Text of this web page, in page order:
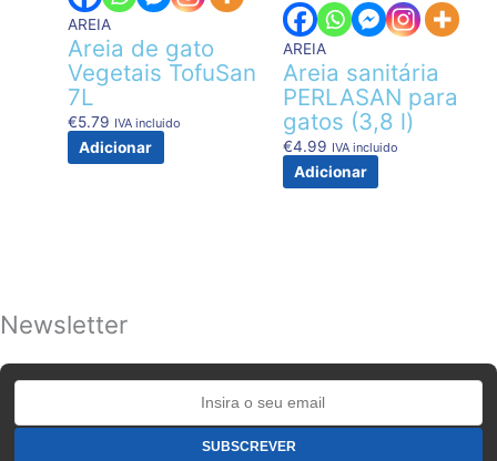
AREIA
Areia de gato
Vegetais TofuSan
7L
€5.79 IVA incluido
Adicionar
AREIA
Areia sanitária
PERLASAN para
gatos (3,8 l)
€4.99 IVA incluido
Adicionar
Newsletter